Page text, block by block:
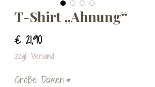
T-Shirt „Ahnung“
€ 21,90Preis
zzgl. Versand
Größe Damen *